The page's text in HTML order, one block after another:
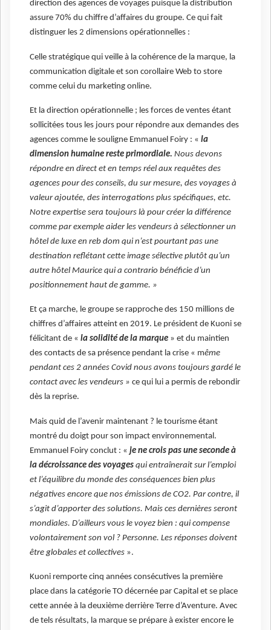
direction des agences de voyages puisque la distribution
assure 70% du chiffre d’affaires du groupe. Ce qui fait
distinguer les 2 dimensions opérationnelles :
Celle stratégique qui veille à la cohérence de la marque, la
communication digitale et son corollaire Web to store
comme celui du marketing online.
Et la direction opérationnelle ; les forces de ventes étant
sollicitées tous les jours pour répondre aux demandes des
agences comme le souligne Emmanuel Foiry : « la
dimension humaine reste primordiale. Nous devons
répondre en direct et en temps réel aux requêtes des
agences pour des conseils, du sur mesure, des voyages à
valeur ajoutée, des interrogations plus spécifiques, etc.
Notre expertise sera toujours là pour créer la différence
comme par exemple aider les vendeurs à sélectionner un
hôtel de luxe en reb dom qui n’est pourtant pas une
destination reflétant cette image sélective plutôt qu’un
autre hôtel Maurice qui a contrario bénéficie d’un
positionnement haut de gamme. »
Et ça marche, le groupe se rapproche des 150 millions de
chiffres d’affaires atteint en 2019. Le président de Kuoni se
félicitant de « la solidité de la marque » et du maintien
des contacts de sa présence pendant la crise « même
pendant ces 2 années Covid nous avons toujours gardé le
contact avec les vendeurs » ce qui lui a permis de rebondir
dès la reprise.
Mais quid de l’avenir maintenant ? le tourisme étant
montré du doigt pour son impact environnemental.
Emmanuel Foiry conclut : « je ne crois pas une seconde à
la décroissance des voyages qui entraînerait sur l’emploi
et l’équilibre du monde des conséquences bien plus
négatives encore que nos émissions de CO2. Par contre, il
s’agit d’apporter des solutions. Mais ces dernières seront
mondiales. D’ailleurs vous le voyez bien : qui compense
volontairement son vol ? Personne. Les réponses doivent
être globales et collectives ».
Kuoni remporte cinq années consécutives la première
place dans la catégorie TO décernée par Capital et se place
cette année à la deuxième derrière Terre d’Aventure. Avec
de tels résultats, la marque se prépare à exister encore le